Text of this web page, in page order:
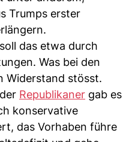
Trumps erster
das etwa durch
Was bei den
Widerstand stösst.
Republikaner gab es
konservative
das Vorhaben führe